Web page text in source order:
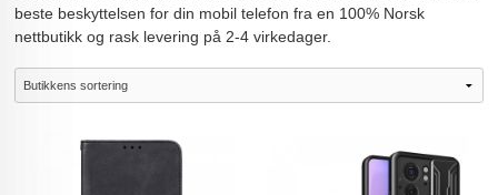
beste beskyttelsen for din mobil telefon fra en 100% Norsk
nettbutikk og rask levering på 2-4 virkedager.